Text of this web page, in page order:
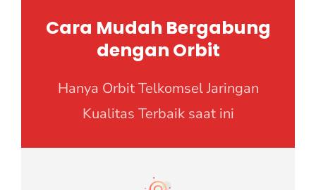
Cara Mudah Bergabung
dengan Orbit
Hanya Orbit Telkomsel Jaringan
Kualitas Terbaik saat ini